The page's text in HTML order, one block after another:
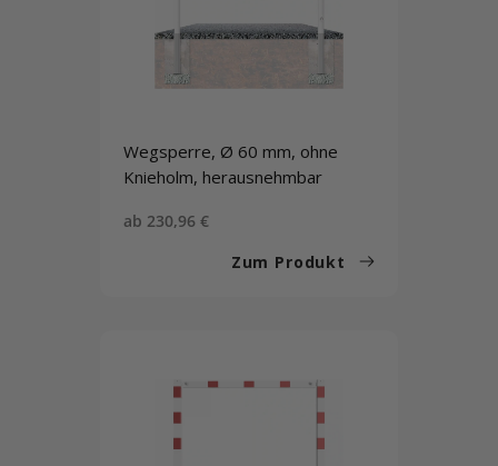
Wegsperre, Ø 60 mm, ohne
Knieholm, herausnehmbar
Sonderpreis
ab 230,96 €
Zum Produkt